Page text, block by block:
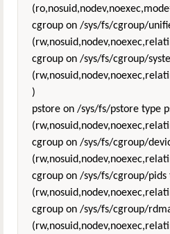
cgroup on /sys/fs/cgroup/
cgroup on /sys/fs/cgroup/
)
pstore on /sys/fs/pstore type
cgroup on /sys/fs/cgroup/
cgroup on /sys/fs/cgroup/pids
cgroup on /sys/fs/cgroup/